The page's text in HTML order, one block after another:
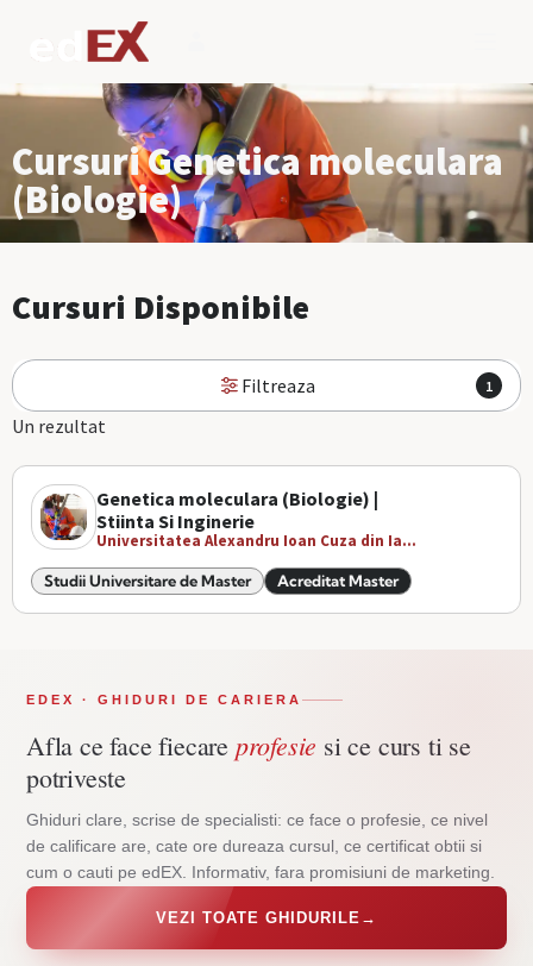
Cursuri Genetica moleculara
(Biologie)
Cursuri Disponibile
Filtreaza 1
Un rezultat
Genetica moleculara (Biologie) |
Stiinta Si Inginerie
Universitatea Alexandru Ioan Cuza din Ia...
Studii Universitare de Master Acreditat Master
EDEX · GHIDURI DE CARIERA
Afla ce face fiecare profesie si ce curs ti se
potriveste
Ghiduri clare, scrise de specialisti: ce face o profesie, ce nivel
de calificare are, cate ore dureaza cursul, ce certificat obtii si
cum o cauti pe edEX. Informativ, fara promisiuni de marketing.
VEZI TOATE GHIDURILE →